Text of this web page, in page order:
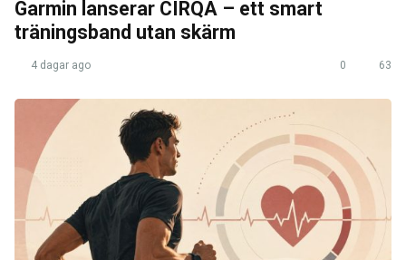
Garmin lanserar CIRQA – ett smart
träningsband utan skärm
4 dagar ago 0 63